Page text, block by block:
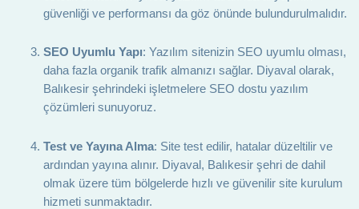
güvenliği ve performansı da göz önünde bulundurulmalıdır.
SEO Uyumlu Yapı: Yazılım sitenizin SEO uyumlu olması,
daha fazla organik trafik almanızı sağlar. Diyaval olarak,
Balıkesir şehrindeki işletmelere SEO dostu yazılım
çözümleri sunuyoruz.
Test ve Yayına Alma: Site test edilir, hatalar düzeltilir ve
ardından yayına alınır. Diyaval, Balıkesir şehri de dahil
olmak üzere tüm bölgelerde hızlı ve güvenilir site kurulum
hizmeti sunmaktadır.